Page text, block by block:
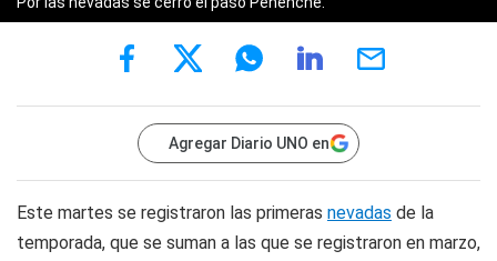
Agregar Diario UNO en
Este martes se registraron las primeras nevadas de la
temporada, que se suman a las que se registraron en marzo,